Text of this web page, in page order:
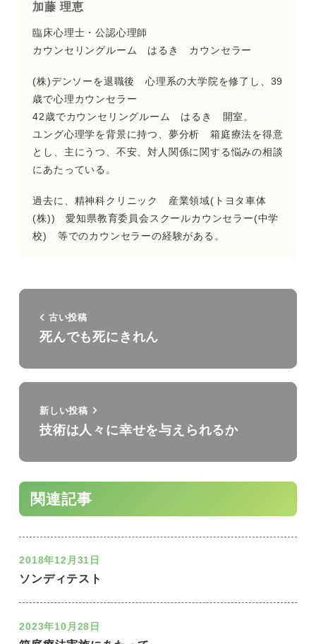
加藤 理恵
臨床心理士・公認心理師
カウンセリングルーム はるき カウンセラー
(株)デンソーを退職後 心理系の大学院を修了し、39
歳で心理カウンセラー
42歳でカウンセリングルーム はるき 開室。
ユング心理学を背景に持つ、夢分析 箱庭療法を得意
とし、主にうつ、不安、対人関係に関する悩みの相談
にあたっている。
過去に、精神科クリニック 産業領域(トヨタ車体
(株)) 愛知県教育委員会スクールカウンセラー(中学
校) 等でのカウンセラーの経験がある。
古い投稿
死んでも死にきれん
新しい投稿
技術は人々に幸せを与えられるか
関連記事
ソンディテスト
2018年12月31日
2023年10月28日